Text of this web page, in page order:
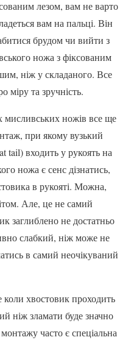
лезом, вам не варто
вам на пальці. Він
брудом чи вийти з
ножа з фіксованим
ніж у складаного. Все
міру та зручність.
мисливських ножів все ще
при якому вузький
tail) входить у рукоять на
ножа є сенс дізнатись,
в рукояті. Можна,
Але, це не самий
заглиблено не достатньо
слабкий, ніж може не
в самий неочікуваний
хвостовик проходить
ніж зламати буде значно
часто є спеціальна